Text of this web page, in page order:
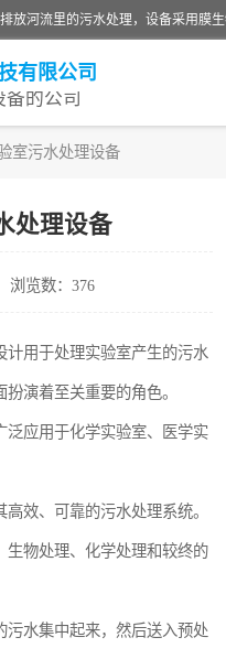
有限公司
备的公司
室污水处理设备
处理设备
浏览数：376
计用于处理实验室产生的污水
演着至关重要的角色。
泛应用于化学实验室、医学实
效、可靠的污水处理系统。
生物处理、化学处理和较终的
污水集中起来，然后送入预处